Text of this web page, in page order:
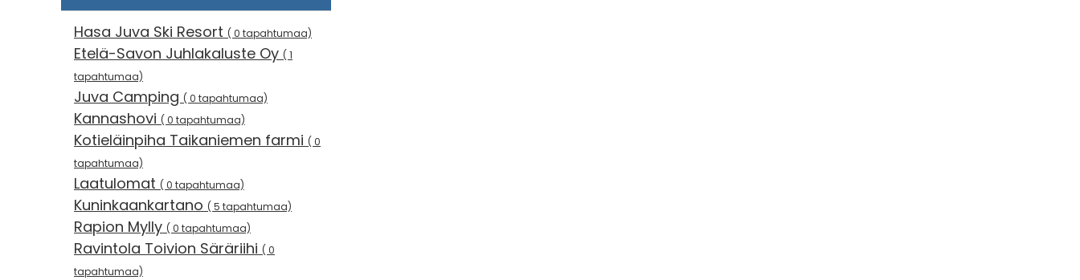
Hasa Juva Ski Resort ( 0 tapahtumaa)
Etelä-Savon Juhlakaluste Oy ( 1
tapahtumaa)
Juva Camping ( 0 tapahtumaa)
Kannashovi ( 0 tapahtumaa)
Kotieläinpiha Taikaniemen farmi ( 0
tapahtumaa)
Laatulomat ( 0 tapahtumaa)
Kuninkaankartano ( 5 tapahtumaa)
Rapion Mylly ( 0 tapahtumaa)
Ravintola Toivion Säräriihi ( 0
tapahtumaa)